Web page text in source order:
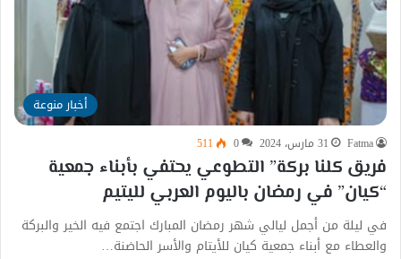
أخبار منوعة
Fatma 31 مارس، 2024 0
511
فريق كلنا بركة” التطوعي يحتفي بأبناء جمعية
“كيان” في رمضان باليوم العربي لليتيم
في ليلة من أجمل ليالي شهر رمضان المبارك اجتمع فيه الخير والبركة
والعطاء مع أبناء جمعية كيان للأيتام والأسر الحاضنة…